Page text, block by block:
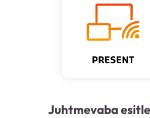
Juhtmevaba